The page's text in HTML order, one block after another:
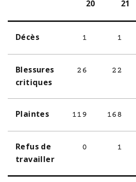
20 21
Décès 1 1
Blessures
critiques
26 22
Plaintes 119 168
Refus de
travailler
0 1